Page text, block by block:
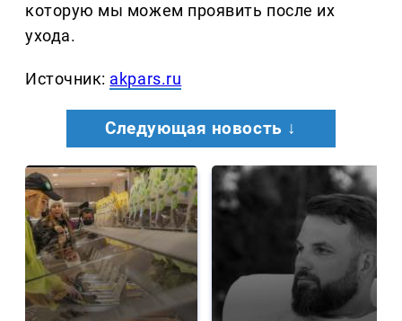
которую мы можем проявить после их
ухода.
Источник: akpars.ru
Следующая новость ↓